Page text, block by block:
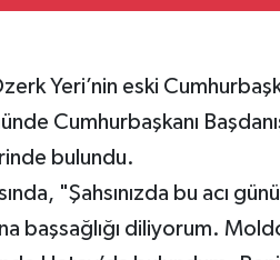
Yeri’nin eski
Cumhurbaşkanı
bulundu.
"Şahsınızda bu acı
başsağlığı diliyorum.